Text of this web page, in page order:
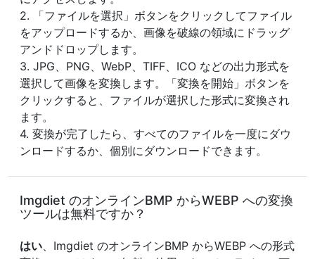
2. 「ファイルを選択」ボタンをクリックしてファイル
をアップロードするか、画像を破線の領域にドラッグ
アンドドロップします。
3. JPG、PNG、WebP、TIFF、ICO などの出力形式を
選択して画像を変換します。「変換を開始」ボタンを
クリックすると、ファイルが選択した形式に変換され
ます。
4. 変換が完了したら、すべてのファイルを一度にダウ
ンロードするか、個別にダウンロードできます。
Imgdiet のオンラインBMP からWEBP への変換
ツールは無料ですか？
はい、Imgdiet のオンラインBMP からWEBP への形式